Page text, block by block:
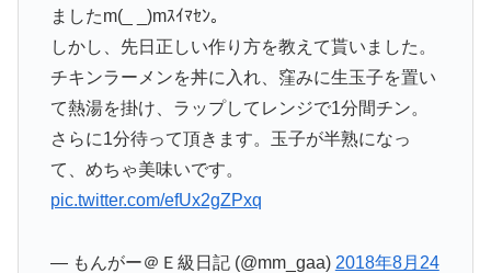
ましたm(_ _)mｽｲﾏｾﾝ。
しかし、先日正しい作り方を教えて貰いました。
チキンラーメンを丼に入れ、窪みに生玉子を置い
て熱湯を掛け、ラップしてレンジで1分間チン。
さらに1分待って頂きます。玉子が半熟になっ
て、めちゃ美味いです。
pic.twitter.com/efUx2gZPxq
— もんがー＠Ｅ級日記 (@mm_gaa) 2018年8月24